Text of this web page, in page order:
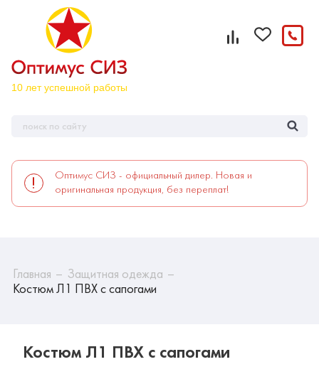
Оптимус СИЗ - официальный дилер. Новая и
оригинальная продукция, без переплат!
Главная
Защитная одежда
Костюм Л1 ПВХ с сапогами
Костюм Л1 ПВХ с сапогами